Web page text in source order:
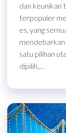
dan keunikan
terpopuler
es, yang
mendebarkan
satu pilihan
dipilih,…